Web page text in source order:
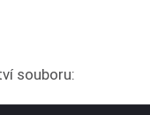
souboru: